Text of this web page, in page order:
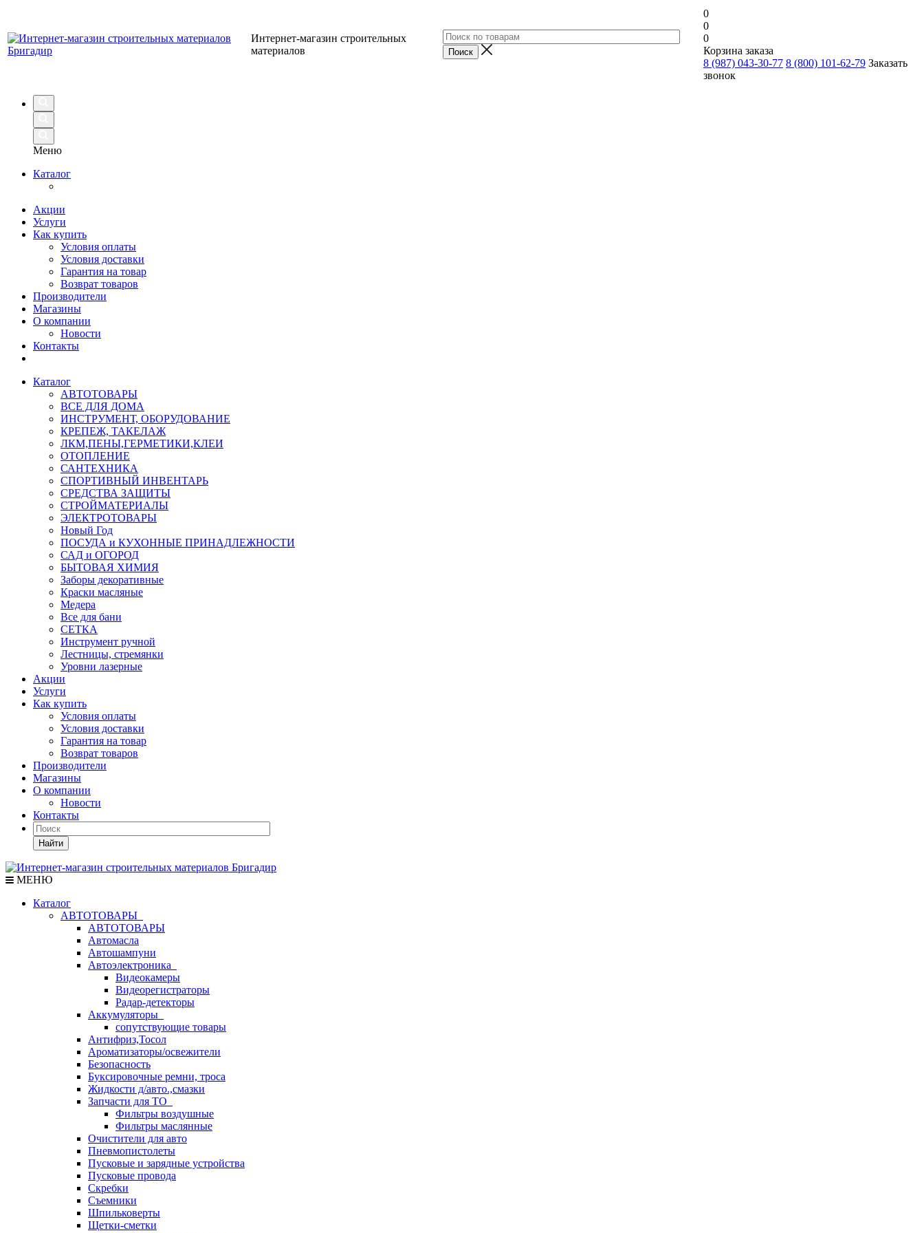
Интернет-магазин строительных
материалов
0
0
0
Корзина заказа
8 (987) 043-30-77 8 (800) 101-62-79 Заказать
звонок
Меню
Каталог
Акции
Услуги
Как купить
Условия оплаты
Условия доставки
Гарантия на товар
Возврат товаров
Производители
Магазины
О компании
Новости
Контакты
Каталог
АВТОТОВАРЫ
ВСЕ ДЛЯ ДОМА
ИНСТРУМЕНТ, ОБОРУДОВАНИЕ
КРЕПЕЖ, ТАКЕЛАЖ
ЛКМ,ПЕНЫ,ГЕРМЕТИКИ,КЛЕИ
ОТОПЛЕНИЕ
САНТЕХНИКА
СПОРТИВНЫЙ ИНВЕНТАРЬ
СРЕДСТВА ЗАЩИТЫ
СТРОЙМАТЕРИАЛЫ
ЭЛЕКТРОТОВАРЫ
Новый Год
ПОСУДА и КУХОННЫЕ ПРИНАДЛЕЖНОСТИ
САД и ОГОРОД
БЫТОВАЯ ХИМИЯ
Заборы декоративные
Краски масляные
Медера
Все для бани
СЕТКА
Инструмент ручной
Лестницы, стремянки
Уровни лазерные
Акции
Услуги
Как купить
Условия оплаты
Условия доставки
Гарантия на товар
Возврат товаров
Производители
Магазины
О компании
Новости
Контакты
Найти
МЕНЮ
Каталог
АВТОТОВАРЫ
АВТОТОВАРЫ
Автомасла
Автошампуни
Автоэлектроника
Видеокамеры
Видеорегистраторы
Радар-детекторы
Аккумуляторы
сопутствующие товары
Антифриз,Тосол
Ароматизаторы/освежители
Безопасность
Буксировочные ремни, троса
Жидкости д/авто.,смазки
Запчасти для ТО
Фильтры воздушные
Фильтры маслянные
Очистители для авто
Пневмопистолеты
Пусковые и зарядные устройства
Пусковые провода
Скребки
Съемники
Шпильковерты
Щетки-сметки